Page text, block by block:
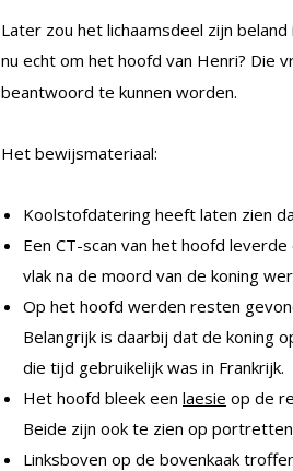
Later zou het lichaamsdeel zijn
nu echt om het hoofd van Henri? Die
beantwoord te kunnen worden.
Het bewijsmateriaal:
Koolstofdatering heeft laten zien
Een CT-scan van het hoofd
vlak na de moord van de koning
Op het hoofd werden resten
Belangrijk is daarbij dat de koning
die tijd gebruikelijk was in Frankrijk.
Het hoofd bleek een laesie op de
Beide zijn ook te zien op
Linksboven op de bovenkaak